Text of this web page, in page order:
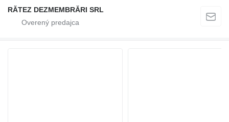
RĂTEZ DEZMEMBRĂRI SRL